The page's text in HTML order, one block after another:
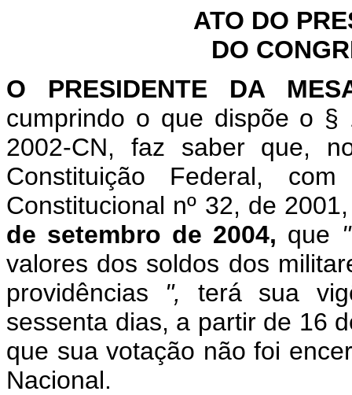
ATO DO
DO
O PRESIDENTE DA
cumprindo o que dispõe o §
2002-CN, faz saber que,
Constituição Federal,
Constitucional nº 32, de
de setembro de 2004, que
valores dos soldos dos
providências ", terá sua
sessenta dias, a partir de 16
que sua votação não foi
Nacional.